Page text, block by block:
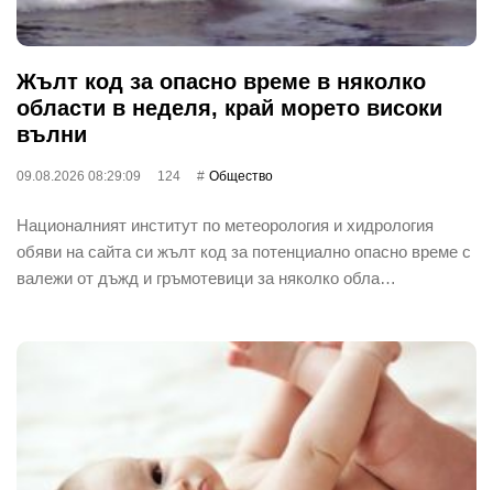
Жълт код за опасно време в няколко
области в неделя, край морето високи
вълни
09.08.2026 08:29:09 124 Общество
Националният институт по метеорология и хидрология
обяви на сайта си жълт код за потенциално опасно време с
валежи от дъжд и гръмотевици за няколко обла…